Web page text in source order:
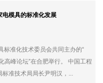
电模具的标准化发展
标准化技术委员会共同主办的“
峰论坛”在合肥举行。 中国工程
准技术局局长尹明汉，...